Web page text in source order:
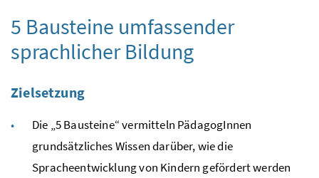
5 Bausteine umfassender
sprachlicher Bildung
Zielsetzung
Die „5 Bausteine“ vermitteln PädagogInnen
grundsätzliches Wissen darüber, wie die
Spracheentwicklung von Kindern gefördert werden